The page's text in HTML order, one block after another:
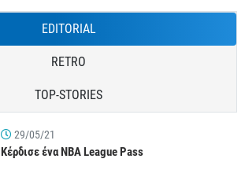
EDITORIAL
RETRO
TOP-STORIES
29/05/21
Κέρδισε ένα NBA League Pass